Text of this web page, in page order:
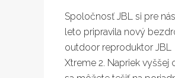
Spoločnosť JBL si pre
leto pripravila nový
outdoor reproduktor JBL
Xtreme 2. Napriek vyššej